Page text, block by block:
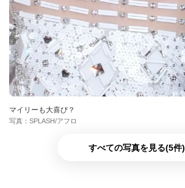
マイリーも大喜び？
写真：SPLASH/アフロ
すべての写真を見る(5件)